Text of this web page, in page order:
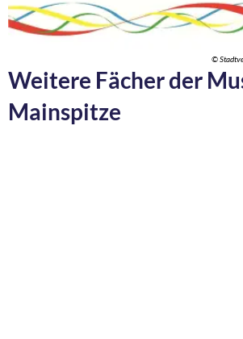
©
Weitere Fächer der
Mainspitze